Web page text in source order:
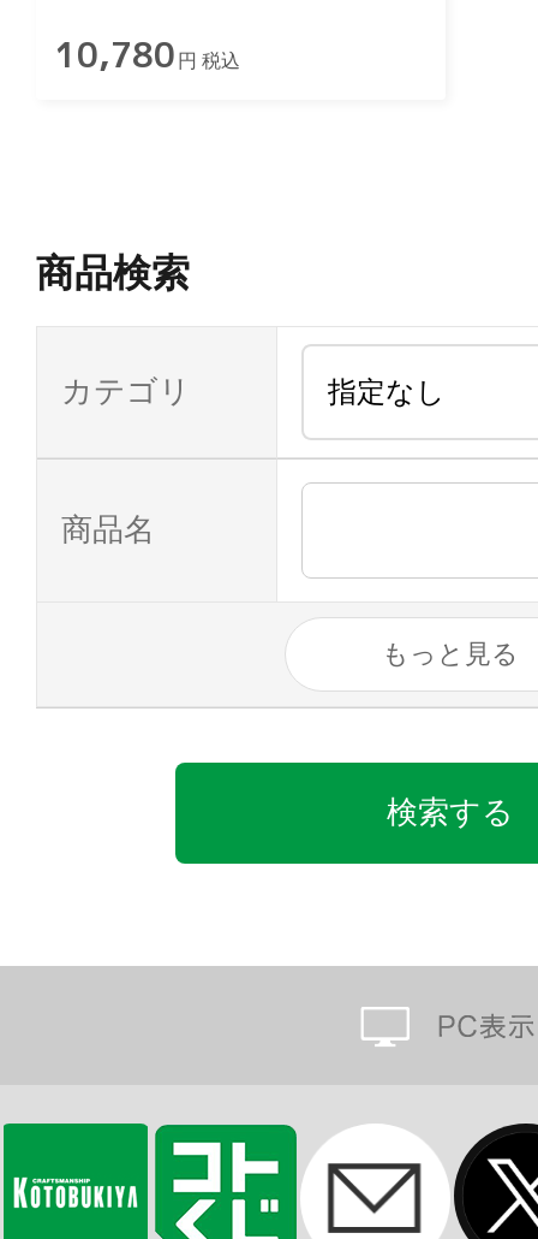
10,780 円 税込
商品検索
カテゴリ
商品名
もっと見る